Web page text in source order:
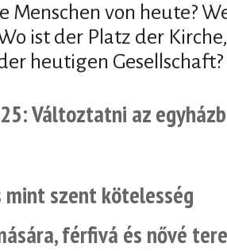
Menschen von heute?
ist der Platz der
heutigen Gesellschaft?
Változtatni az
szent kötelesség
férfivá és nővé